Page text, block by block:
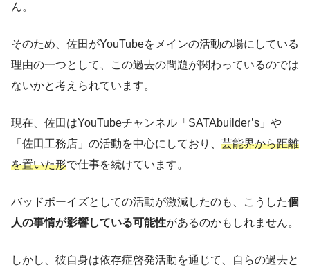
ん。
そのため、佐田がYouTubeをメインの活動の場にしている
理由の一つとして、この過去の問題が関わっているのでは
ないかと考えられています。
現在、佐田はYouTubeチャンネル「SATAbuilder’s」や
「佐田工務店」の活動を中心にしており、 芸能界から距離
を置いた形で仕事を続けています。
バッドボーイズとしての活動が激減したのも、こうした個
人の事情が影響している可能性があるのかもしれません。
しかし、彼自身は依存症啓発活動を通じて、自らの過去と